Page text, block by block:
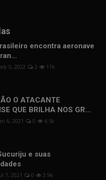
encontra aeronave
5, 2022 2 11k
O ATACANTE
QUE BRILHA NOS GR...
6, 2021 0 6.5k
e suas
7, 2021 0 3.9k